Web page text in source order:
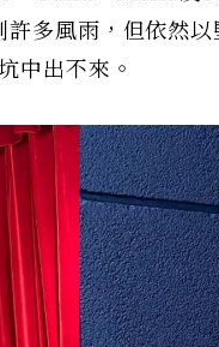
多風雨，但依然
中出不來。